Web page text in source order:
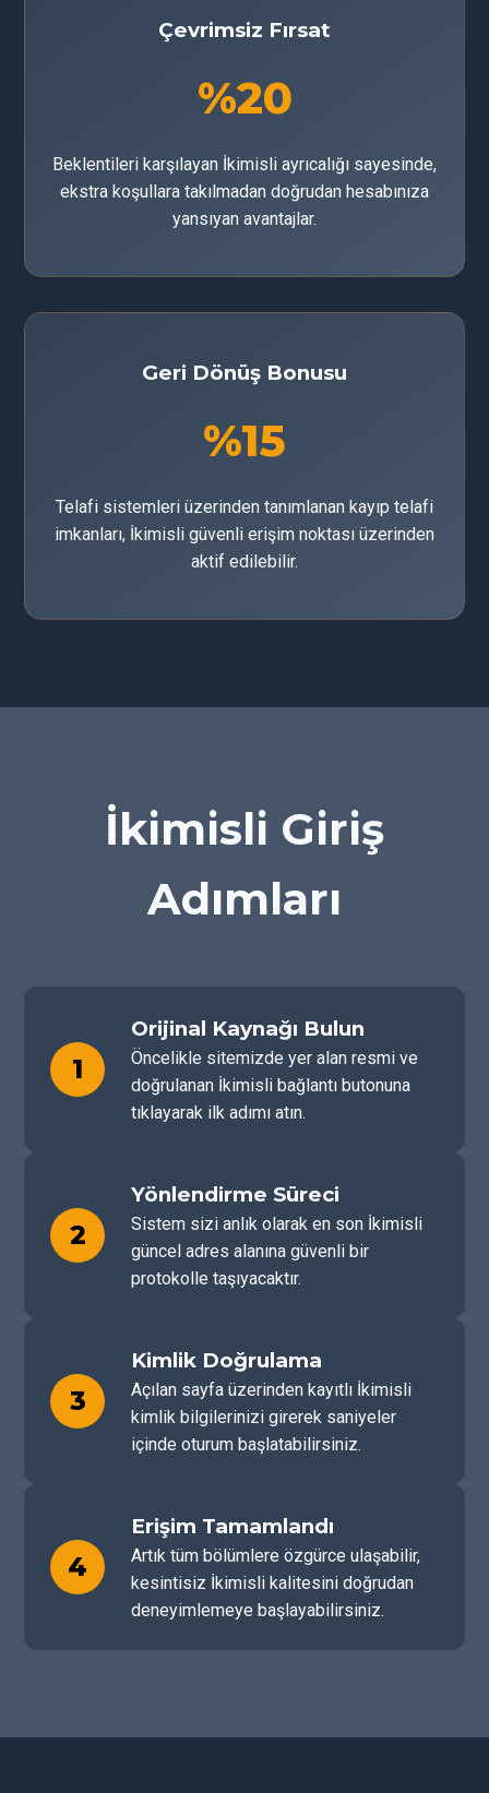
Çevrimsiz Fırsat
%20
Beklentileri karşılayan İkimisli ayrıcalığı sayesinde,
ekstra koşullara takılmadan doğrudan hesabınıza
yansıyan avantajlar.
Geri Dönüş Bonusu
%15
Telafi sistemleri üzerinden tanımlanan kayıp telafi
imkanları, İkimisli güvenli erişim noktası üzerinden
aktif edilebilir.
İkimisli Giriş
Adımları
1
Orijinal Kaynağı Bulun
Öncelikle sitemizde yer alan resmi ve
doğrulanan İkimisli bağlantı butonuna
tıklayarak ilk adımı atın.
2
Yönlendirme Süreci
Sistem sizi anlık olarak en son İkimisli
güncel adres alanına güvenli bir
protokolle taşıyacaktır.
3
Kimlik Doğrulama
Açılan sayfa üzerinden kayıtlı İkimisli
kimlik bilgilerinizi girerek saniyeler
içinde oturum başlatabilirsiniz.
4
Erişim Tamamlandı
Artık tüm bölümlere özgürce ulaşabilir,
kesintisiz İkimisli kalitesini doğrudan
deneyimlemeye başlayabilirsiniz.